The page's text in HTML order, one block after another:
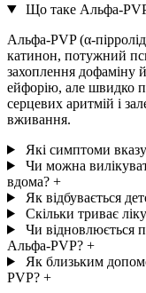
Що таке Альфа-
Альфа-PVP (α-
катинон, потужний
захоплення дофаміну
ейфорію, але швидко
серцевих аритмій і
вживання.
Які симптоми
Чи можна
вдома? +
Як відбувається
Скільки триває
Чи відновлюється
Альфа-PVP? +
Як близьким
PVP? +